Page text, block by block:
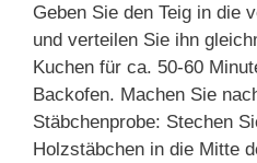
Geben Sie den Teig in die
und verteilen Sie ihn
Kuchen für ca. 50-60
Backofen. Machen Sie
Stäbchenprobe: Stechen
Holzstäbchen in die Mitte